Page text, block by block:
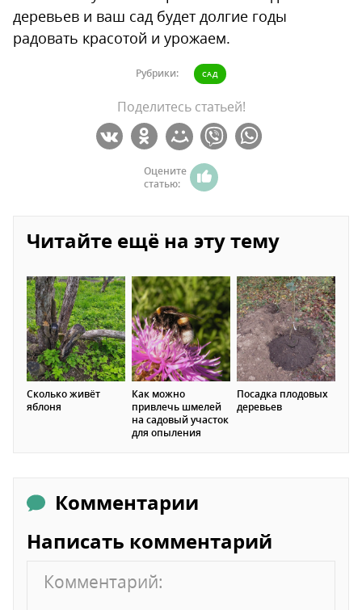
деревьев и ваш сад будет долгие годы
радовать красотой и урожаем.
Рубрики: САД
Поделитесь статьей!
Оцените
статью:
Читайте ещё на эту тему
Сколько живёт
яблоня
Как можно
привлечь шмелей
на садовый участок
для опыления
Посадка плодовых
деревьев
Комментарии
Написать комментарий